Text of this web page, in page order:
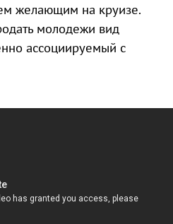
желающим на круизе.
молодежи вид
ассоциируемый с